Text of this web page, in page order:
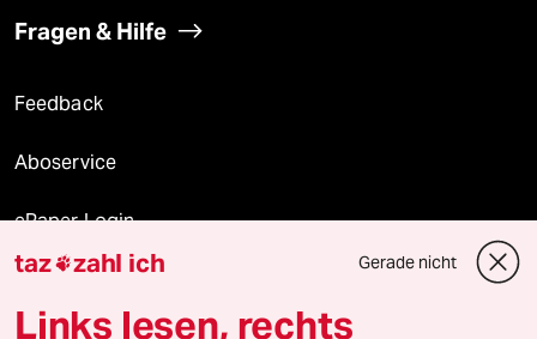
Fragen & Hilfe
Feedback
Aboservice
ePaper Login
Downloads für Abonnierende
taz zahl ich Gerade nicht
Links lesen, rechts